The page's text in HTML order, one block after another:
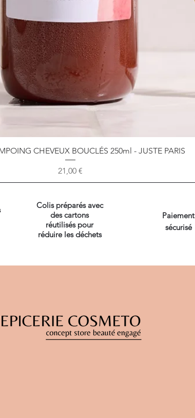
Aperçu rapide
CHEVEUX BOUCLÉS 250ml - JUSTE PARIS
Prix
21,00 €
Colis préparés avec
des cartons
réutilisés pour
réduire les déchets
Paiement
sécurisé